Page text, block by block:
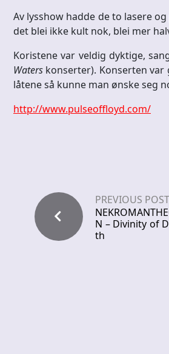
Av lysshow hadde de to lasere
det blei ikke kult nok, blei mer
Koristene var veldig dyktige,
Waters konserter). Konserten var
låtene så kunne man ønske seg
http://www.pulseoffloyd.com/
PREVIOUS POST
N – Divinity of
th